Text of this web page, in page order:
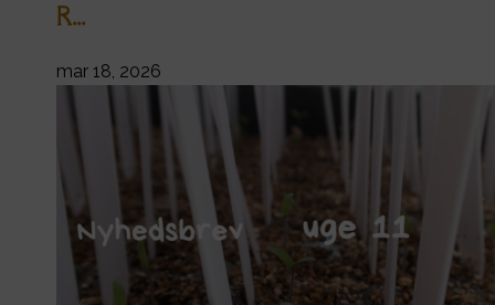
R...
mar 18, 2026